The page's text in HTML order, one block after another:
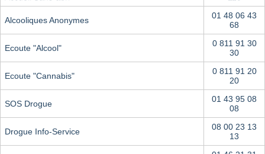
Alcooliques Anonymes
01 48 06 43
68
Ecoute "Alcool"
0 811 91 30
30
Ecoute "Cannabis"
0 811 91 20
20
SOS Drogue
01 43 95 08
08
Drogue Info-Service
08 00 23 13
13